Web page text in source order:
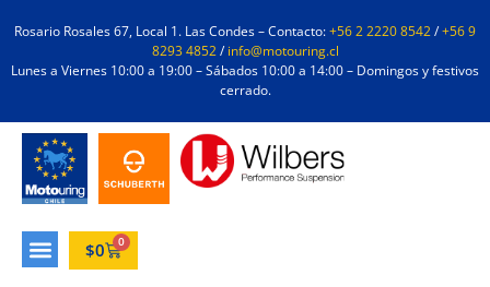
Rosario Rosales 67, Local 1. Las Condes – Contacto:+56 2 2220 8542/+56 9
8293 4852/info@motouring.cl
Lunes a Viernes 10:00 a 19:00 – Sábados 10:00 a 14:00 – Domingos y festivos
cerrado.
$0 0